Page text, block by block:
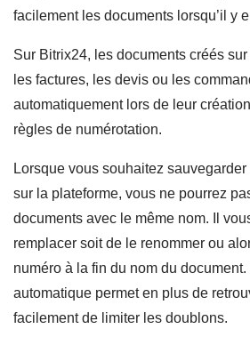
facilement les documents lorsqu’il y
Sur Bitrix24, les documents créés
les factures, les devis ou les
automatiquement lors de leur
règles de numérotation.
Lorsque vous souhaitez
sur la plateforme, vous ne pourrez
documents avec le même nom. Il
remplacer soit de le renommer ou
numéro à la fin du nom du document.
automatique permet en plus de
facilement de limiter les doublons.